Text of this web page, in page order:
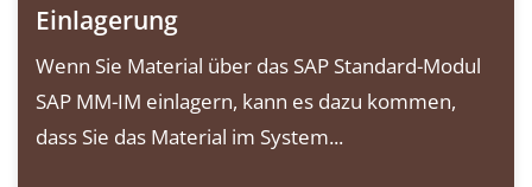
Einlagerung
Wenn Sie Material über das SAP Standard-Modul
SAP MM-IM einlagern, kann es dazu kommen,
dass Sie das Material im System...